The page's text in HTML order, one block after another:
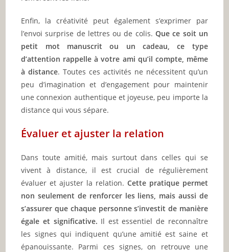
Enfin, la créativité peut également s’exprimer par
l’envoi surprise de lettres ou de colis.Que ce soit un
petit mot manuscrit ou un cadeau, ce type
d’attention rappelle à votre ami qu’il compte, même
à distance. Toutes ces activités ne nécessitent qu’un
peu d’imagination et d’engagement pour maintenir
une connexion authentique et joyeuse, peu importe la
distance qui vous sépare.
Évaluer et ajuster la relation
Dans toute amitié, mais surtout dans celles qui se
vivent à distance, il est crucial de régulièrement
évaluer et ajuster la relation. Cette pratique permet
non seulement de renforcer les liens, mais aussi de
s’assurer que chaque personne s’investit de manière
égale et significative. Il est essentiel de reconnaître
les signes qui indiquent qu’une amitié est saine et
épanouissante. Parmi ces signes, on retrouve une